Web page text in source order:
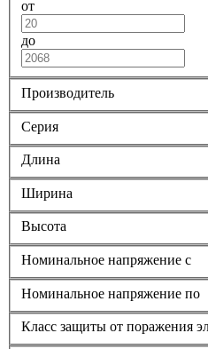
от
до
Производитель
Серия
Длина
Ширина
Высота
Номинальное напряжение с
Номинальное напряжение по
Класс защиты от поражения